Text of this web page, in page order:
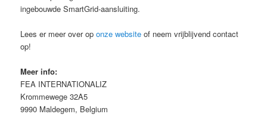
ingebouwde SmartGrid-aansluiting.
Lees er meer over oponze website of neem vrijblijvend contact
op!
Meer info:
FEA INTERNATIONALIZ
Krommewege 32A5
9990 Maldegem, Belgium